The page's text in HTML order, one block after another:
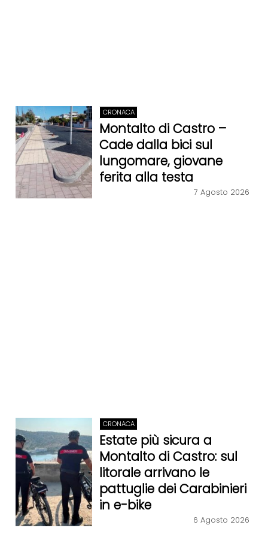
CRONACA
Montalto di Castro –
Cade dalla bici sul
lungomare, giovane
ferita alla testa
7 Agosto 2026
CRONACA
Estate più sicura a
Montalto di Castro: sul
litorale arrivano le
pattuglie dei Carabinieri
in e-bike
6 Agosto 2026